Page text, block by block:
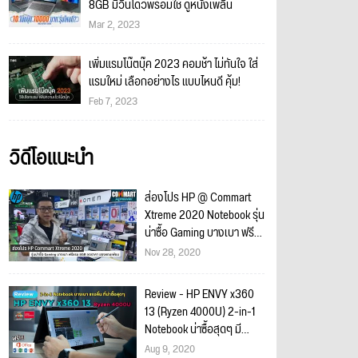
8GB มีวินโดว์พร้อมใช้ ดูหนังเพลิน
Mar 2, 2023
เพิ่มแรมโน๊ตบุ๊ค 2023 คอมช้า ไม่ทันใจ ใส่
แรมใหม่ เลือกอย่างไร แบบไหนดี คุ้ม!
Feb 7, 2023
วิดีโอแนะนำ
ส่องโปร HP @ Commart
Xtreme 2020 Notebook รุ่น
น่าซื้อ Gaming บางเบา ฟรี
แรม 8GB ลดราคา ของแถม
Nov 28, 2020
Review - HP ENVY x360
13 (Ryzen 4000U) 2-in-1
Notebook น่าซื้อสุดๆ มี
Office แท้ ประกัน 3 ปี On-
Aug 9, 2020